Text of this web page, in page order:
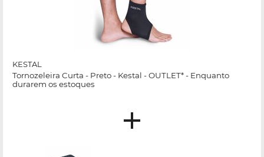
KESTAL
Tornozeleira Curta - Preto - Kestal - OUTLET* - Enquanto
durarem os estoques